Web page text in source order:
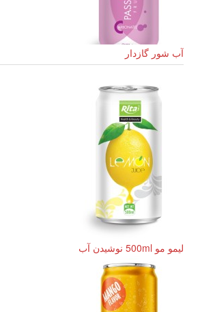
آب شور گازدار
لیمو مو 500ml نوشیدن آب